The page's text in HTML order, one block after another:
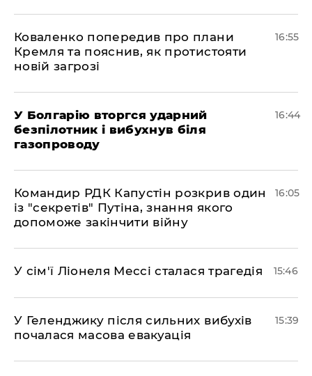
Коваленко попередив про плани
Кремля та пояснив, як протистояти
новій загрозі
16:55
У Болгарію вторгся ударний
безпілотник і вибухнув біля
газопроводу
16:44
Командир РДК Капустін розкрив один
із "секретів" Путіна, знання якого
допоможе закінчити війну
16:05
У сім'ї Ліонеля Мессі сталася трагедія 15:46
У Геленджику після сильних вибухів
почалася масова евакуація
15:39